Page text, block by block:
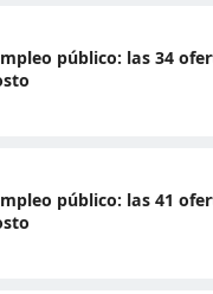
público: las 34
público: las 41